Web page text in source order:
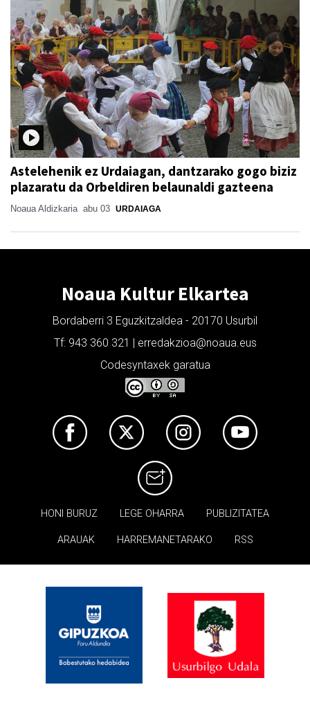
Astelehenik ez Urdaiagan, dantzarako gogo biziz
plazaratu da Orbeldiren belaunaldi gazteena
Noaua Aldizkaria abu 03 URDAIAGA
Noaua Kultur Elkartea
Bordaberri 3 Eguzkitzaldea - 20170 Usurbil
Tf: 943 360 321 | erredakzioa@noaua.eus
Codesyntaxek garatua
HONI BURUZ LEGE OHARRA PUBLIZITATEA
ARAUAK HARREMANETARAKO RSS